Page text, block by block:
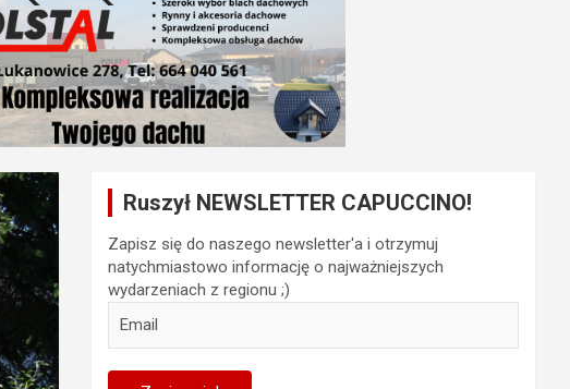
Ruszył NEWSLETTER CAPUCCINO!
Zapisz się do naszego newsletter'a i otrzymuj
natychmiastowo informację o najważniejszych
wydarzeniach z regionu ;)